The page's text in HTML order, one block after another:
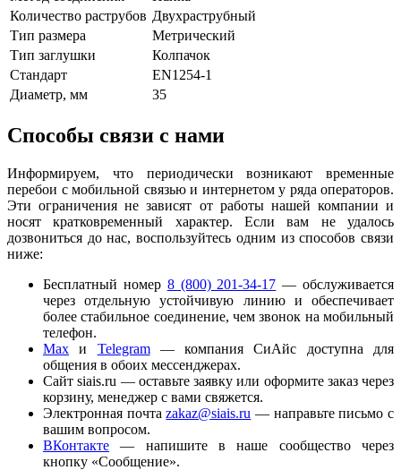
Количество раструбов Двухраструбный
Тип размера
Метрический
Тип заглушки
Колпачок
Стандарт
EN1254-1
Диаметр, мм
35
Способы связи с нами
Информируем, что периодически возникают временные
перебои с мобильной связью и интернетом у ряда операторов.
Эти ограничения не зависят от работы нашей компании и
носят кратковременный характер. Если вам не удалось
дозвониться до нас, воспользуйтесь одним из способов связи
ниже:
Бесплатный номер 8 (800) 201-34-17 — обслуживается
через отдельную устойчивую линию и обеспечивает
более стабильное соединение, чем звонок на мобильный
телефон.
Мaх и Telegram— компания СиАйс доступна для
общения в обоих мессенджерах.
Сайт siais.ru — оставьте заявку или оформите заказ через
корзину, менеджер с вами свяжется.
Электронная почтаzakaz@siais.ru — направьте письмо с
вашим вопросом.
ВКонтакте — напишите в наше сообщество через
кнопку «Сообщение».